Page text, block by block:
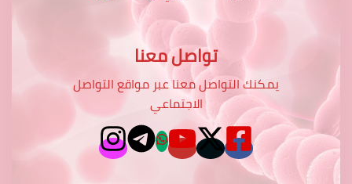
تواصل معنا
يمكنك التواصل معنا عبر مواقع التواصل
الاجتماعي